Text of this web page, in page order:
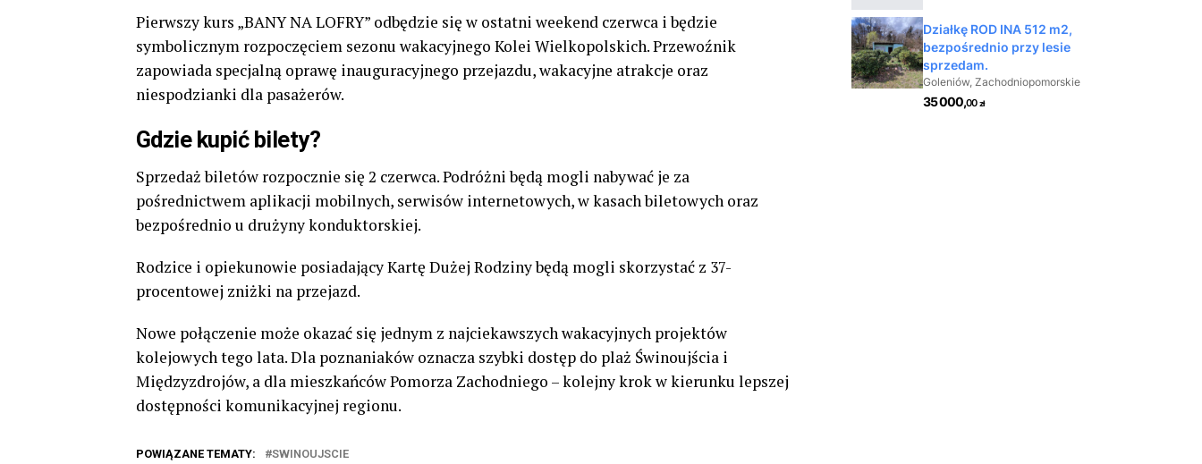
Pierwszy kurs „BANY NA LOFRY” odbędzie się w ostatni weekend czerwca i będzie
symbolicznym rozpoczęciem sezonu wakacyjnego Kolei Wielkopolskich. Przewoźnik
zapowiada specjalną oprawę inauguracyjnego przejazdu, wakacyjne atrakcje oraz
niespodzianki dla pasażerów.
Gdzie kupić bilety?
Sprzedaż biletów rozpocznie się 2 czerwca. Podróżni będą mogli nabywać je za
pośrednictwem aplikacji mobilnych, serwisów internetowych, w kasach biletowych oraz
bezpośrednio u drużyny konduktorskiej.
Rodzice i opiekunowie posiadający Kartę Dużej Rodziny będą mogli skorzystać z 37-
procentowej zniżki na przejazd.
Nowe połączenie może okazać się jednym z najciekawszych wakacyjnych projektów
kolejowych tego lata. Dla poznaniaków oznacza szybki dostęp do plaż Świnoujścia i
Międzyzdrojów, a dla mieszkańców Pomorza Zachodniego – kolejny krok w kierunku lepszej
dostępności komunikacyjnej regionu.
POWIĄZANE TEMATY: SWINOUJSCIE